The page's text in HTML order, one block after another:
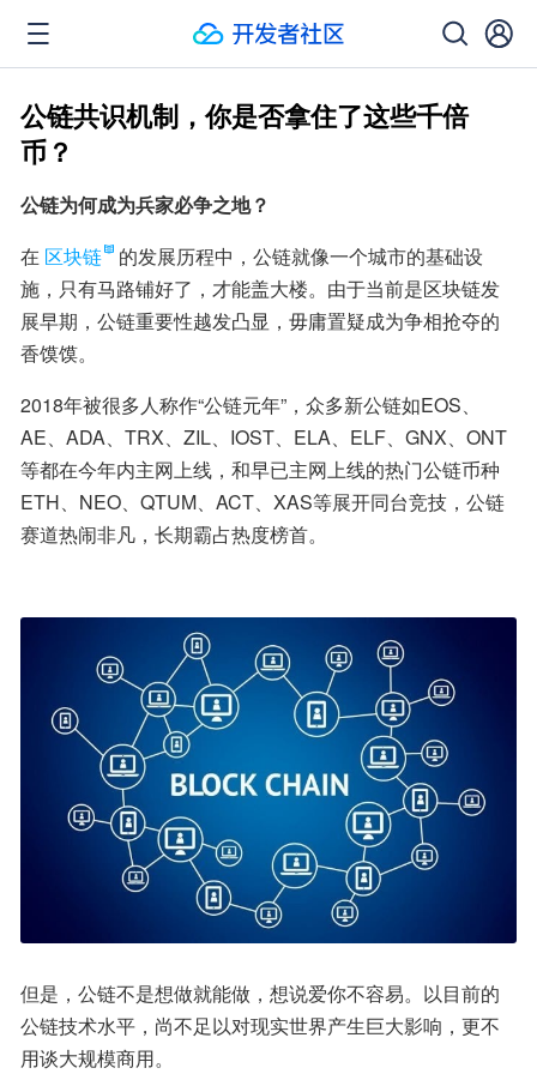
公链共识机制，你是否拿住了这些千倍
币？
公链为何成为兵家必争之地？
在 区块链
的发展历程中，公链就像一个城市的基础设
施，只有马路铺好了，才能盖大楼。由于当前是区块链发
展早期，公链重要性越发凸显，毋庸置疑成为争相抢夺的
香馍馍。
2018年被很多人称作“公链元年”，众多新公链如EOS、
AE、ADA、TRX、ZIL、IOST、ELA、ELF、GNX、ONT
等都在今年内主网上线，和早已主网上线的热门公链币种
ETH、NEO、QTUM、ACT、XAS等展开同台竞技，公链
赛道热闹非凡，长期霸占热度榜首。
但是，公链不是想做就能做，想说爱你不容易。以目前的
公链技术水平，尚不足以对现实世界产生巨大影响，更不
用谈大规模商用。